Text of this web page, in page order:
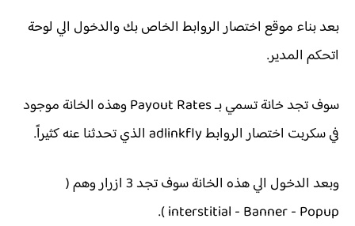
بعد بناء موقع اختصار الروابط الخاص بك والدخول الي لوحة
اتحكم المدير.
سوف تجد خانة تسمي بـ Payout Rates وهذه الخانة موجود
في سكربت اختصار الروابط adlinkfly الذي تحدثنا عنه كثيراً.
وبعد الدخول الي هذه الخانة سوف تجد 3 ازرار وهم (
interstitial - Banner - Popup ).